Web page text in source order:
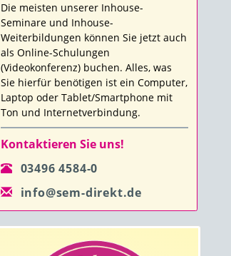
Die meisten unserer Inhouse-
Seminare und Inhouse-
Weiterbildungen können Sie jetzt auch
als Online-Schulungen
(Videokonferenz) buchen. Alles, was
Sie hierfür benötigen ist ein Computer,
Laptop oder Tablet/Smartphone mit
Ton und Internetverbindung.
Kontaktieren Sie uns!
03496 4584-0
info@sem-direkt.de